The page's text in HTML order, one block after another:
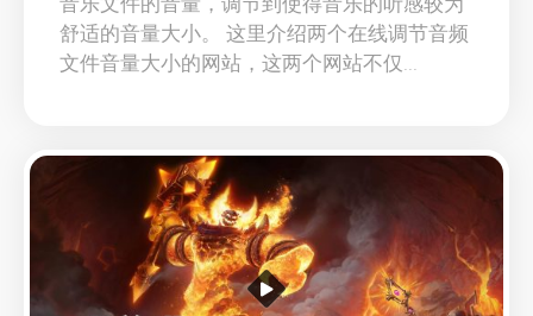
舒适的音量大小。 这里介绍两个在线调节音频
文件音量大小的网站，这两个网站不仅...